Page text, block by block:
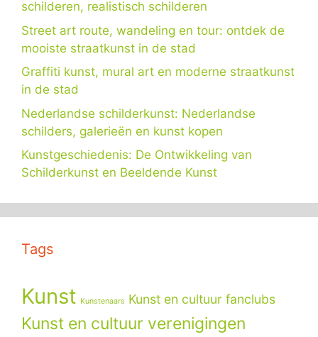
schilderen, realistisch schilderen
Street art route, wandeling en tour: ontdek de
mooiste straatkunst in de stad
Graffiti kunst, mural art en moderne straatkunst
in de stad
Nederlandse schilderkunst: Nederlandse
schilders, galerieën en kunst kopen
Kunstgeschiedenis: De Ontwikkeling van
Schilderkunst en Beeldende Kunst
Tags
Kunst Kunstenaars Kunst en cultuur fanclubs
Kunst en cultuur verenigingen